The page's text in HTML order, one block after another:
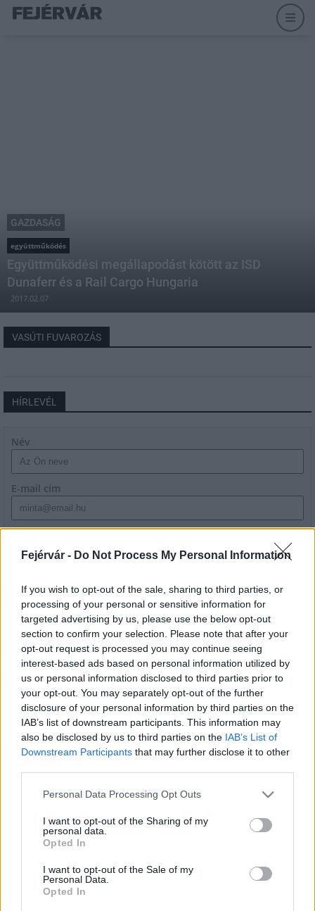
Fejérvár - Do Not Process My Personal Information
If you wish to opt-out of the sale, sharing to third parties, or
processing of your personal or sensitive information for
targeted advertising by us, please use the below opt-out
section to confirm your selection. Please note that after your
opt-out request is processed you may continue seeing
interest-based ads based on personal information utilized by
us or personal information disclosed to third parties prior to
your opt-out. You may separately opt-out of the further
disclosure of your personal information by third parties on the
IAB’s list of downstream participants. This information may
also be disclosed by us to third parties on the IAB’s List of
Downstream Participants that may further disclose it to other
Please note that this website/app uses one or more Google
not limited to your visit or usage behaviour. You may click to
grant or deny consent to Google and its third-party tags to
use your data for below specified purposes in below Google
consent section.
Personal Data Processing Opt Outs
I want to opt-out of the Sharing of my
personal data.
Opted In
I want to opt-out of the Sale of my
Personal Data.
Opted In
GAZDASÁG
együttműködés
Együttműködési megállapodást kötött az ISD
Dunaferr és a Rail Cargo Hungaria
2017.02.07
VASÚTI FUVAROZÁS
HÍRLEVÉL
Név
E-mail cím
szabályzatot!
LEGFRISSEBB
Országos hírek
Megérkezett az eső a Duna vízgyűjtőjére
Aktuális
Paks II.: Mit jelent az 5. blokk új
árnyékában?
másodfokúra csökken a riasztás